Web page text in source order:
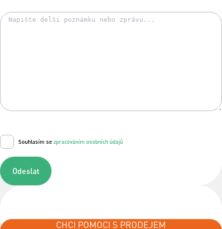
Souhlasím se zpracováním osobních údajů
Odeslat
CHCI POMOCI S PRODEJEM